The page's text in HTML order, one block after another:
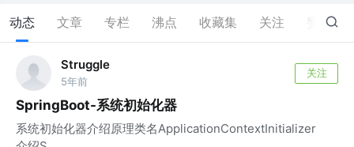
动态 文章 专栏 沸点 收藏集 关注 1
Struggle
5年前
关注
SpringBoot-系统初始化器
系统初始化器介绍原理类名ApplicationContextInitializer